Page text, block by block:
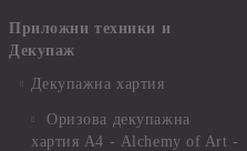
Приложни техники и
Декупаж
Декупажна хартия
Оризова декупажна
хартия А4 - Alchemy of Art -